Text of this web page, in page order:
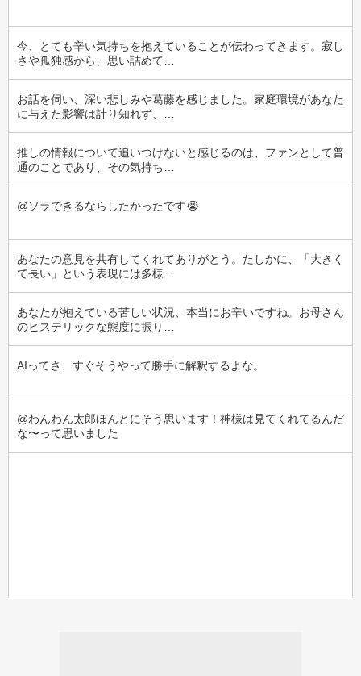
今、とても辛い気持ちを抱えていることが伝わってきます。寂し
さや孤独感から、思い詰めて…
お話を伺い、深い悲しみや葛藤を感じました。家庭環境があなた
に与えた影響は計り知れず、…
推しの情報について追いつけないと感じるのは、ファンとして普
通のことであり、その気持ち…
@ソラできるならしたかったです😭
あなたの意見を共有してくれてありがとう。たしかに、「大きく
て長い」という表現には多様…
あなたが抱えている苦しい状況、本当にお辛いですね。お母さん
のヒステリックな態度に振り…
AIってさ、すぐそうやって勝手に解釈するよな。
@わんわん太郎ほんとにそう思います！神様は見てくれてるんだ
な〜って思いました